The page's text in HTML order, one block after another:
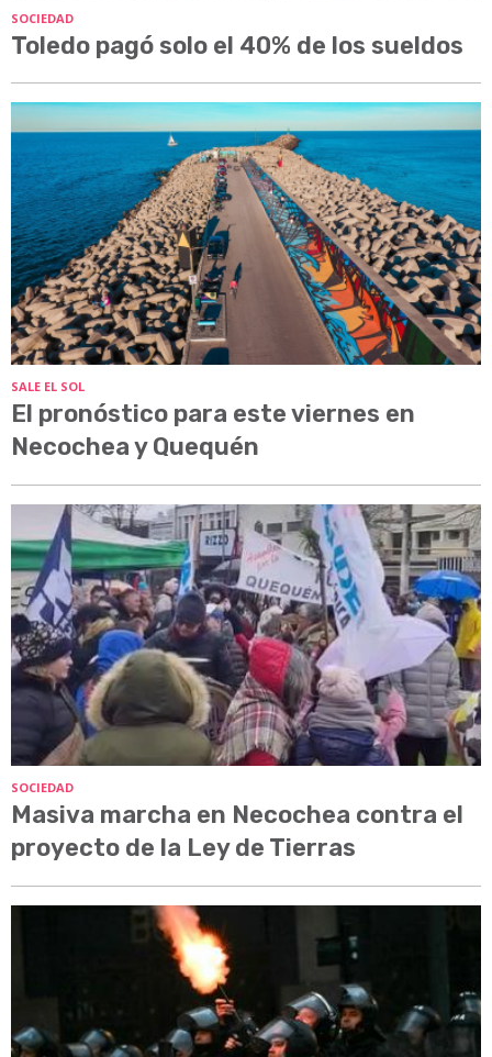
SOCIEDAD
Toledo pagó solo el 40% de los sueldos
SALE EL SOL
El pronóstico para este viernes en
Necochea y Quequén
SOCIEDAD
Masiva marcha en Necochea contra el
proyecto de la Ley de Tierras